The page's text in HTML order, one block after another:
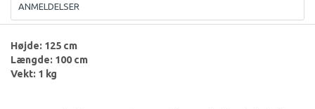
ANMELDELSER
Højde: 125 cm
Længde: 100 cm
Vekt: 1 kg